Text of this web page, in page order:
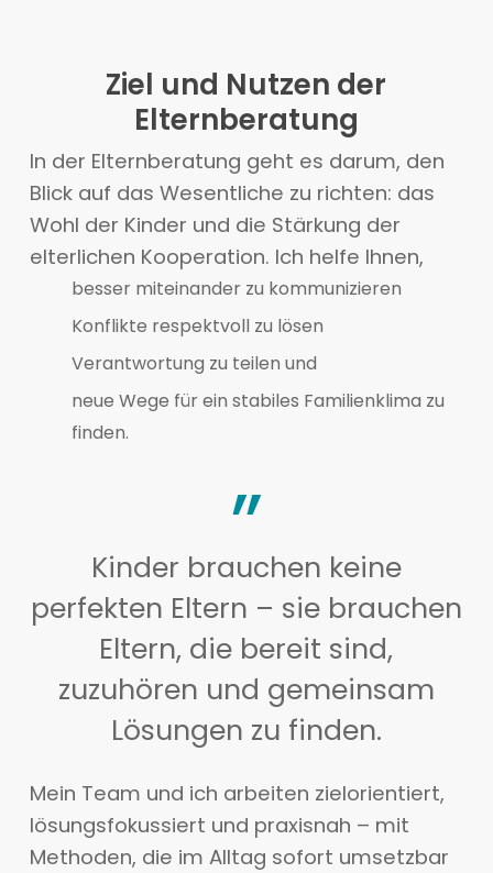
Ziel und Nutzen der
Elternberatung
In der Elternberatung geht es darum, den
Blick auf das Wesentliche zu richten: das
Wohl der Kinder und die Stärkung der
elterlichen Kooperation. Ich helfe Ihnen,
besser miteinander zu kommunizieren
Konflikte respektvoll zu lösen
Verantwortung zu teilen und
neue Wege für ein stabiles Familienklima zu
finden.
”
Kinder brauchen keine
perfekten Eltern – sie brauchen
Eltern, die bereit sind,
zuzuhören und gemeinsam
Lösungen zu finden.
Mein Team und ich arbeiten zielorientiert,
lösungsfokussiert und praxisnah – mit
Methoden, die im Alltag sofort umsetzbar